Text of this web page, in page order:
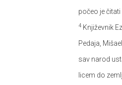
počeo je
4 Književnik
Pedaja,
sav narod
licem do